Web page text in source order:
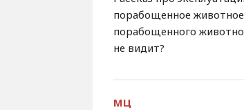
порабощенное
порабощенного
не видит?
МЦ